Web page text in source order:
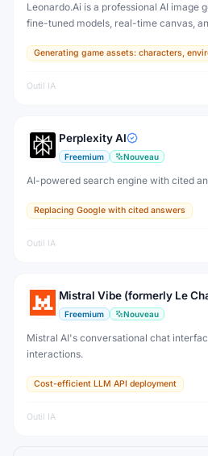
Leonardo.Ai is a professional AI image
fine-tuned models, real-time canvas,
production.
Generating game assets: characters,
Outil IA
Perplexity AI
Freemium Nouveau
AI-powered search engine with cited
Replacing Google with cited answers
Outil IA
Mistral Vibe (formerly Le
Freemium Nouveau
Mistral AI's conversational chat
interactions.
Cost-efficient LLM API deployment
Outil IA